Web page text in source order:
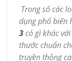
Trong số các
dụng phổ biến
3có gì khác
thước chuẩn
truyền thông